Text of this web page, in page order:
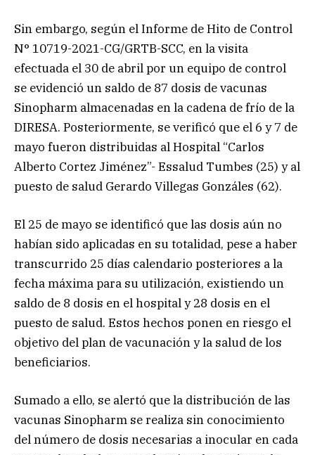
Sin embargo, según el Informe de Hito de Control
N° 10719-2021-CG/GRTB-SCC, en la visita
efectuada el 30 de abril por un equipo de control
se evidenció un saldo de 87 dosis de vacunas
Sinopharm almacenadas en la cadena de frío de la
DIRESA. Posteriormente, se verificó que el 6 y 7 de
mayo fueron distribuidas al Hospital “Carlos
Alberto Cortez Jiménez”- Essalud Tumbes (25) y al
puesto de salud Gerardo Villegas Gonzáles (62).
El 25 de mayo se identificó que las dosis aún no
habían sido aplicadas en su totalidad, pese a haber
transcurrido 25 días calendario posteriores a la
fecha máxima para su utilización, existiendo un
saldo de 8 dosis en el hospital y 28 dosis en el
puesto de salud. Estos hechos ponen en riesgo el
objetivo del plan de vacunación y la salud de los
beneficiarios.
Sumado a ello, se alertó que la distribución de las
vacunas Sinopharm se realiza sin conocimiento
del número de dosis necesarias a inocular en cada